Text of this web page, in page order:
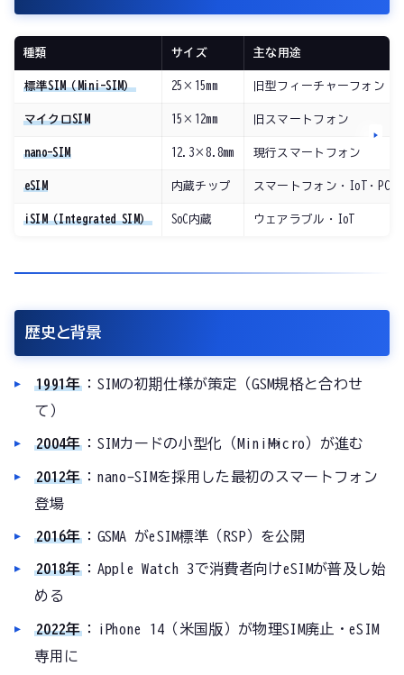
種類 サイズ 主な用途
標準SIM（Mini-SIM） 25×15mm 旧型フィーチャーフォン
マイクロSIM 15×12mm 旧スマートフォン
nano-SIM 12.3×8.8mm 現行スマートフォン
eSIM 内蔵チップ スマートフォン・IoT・
iSIM（Integrated SIM） SoC内蔵 ウェアラブル・IoT
歴史と背景
1991年 ：SIMの初期仕様が策定（GSM規格と合わせ
て）
2004年 ：SIMカードの小型化（Mini→Micro）が進む
2012年 ：nano-SIMを採用した最初のスマートフォン
登場
2016年 ：GSMA がeSIM標準（RSP）を公開
2018年 ：Apple Watch 3で消費者向けeSIMが普及し始
める
2022年 ：iPhone 14（米国版）が物理SIM廃止・eSIM
専用に